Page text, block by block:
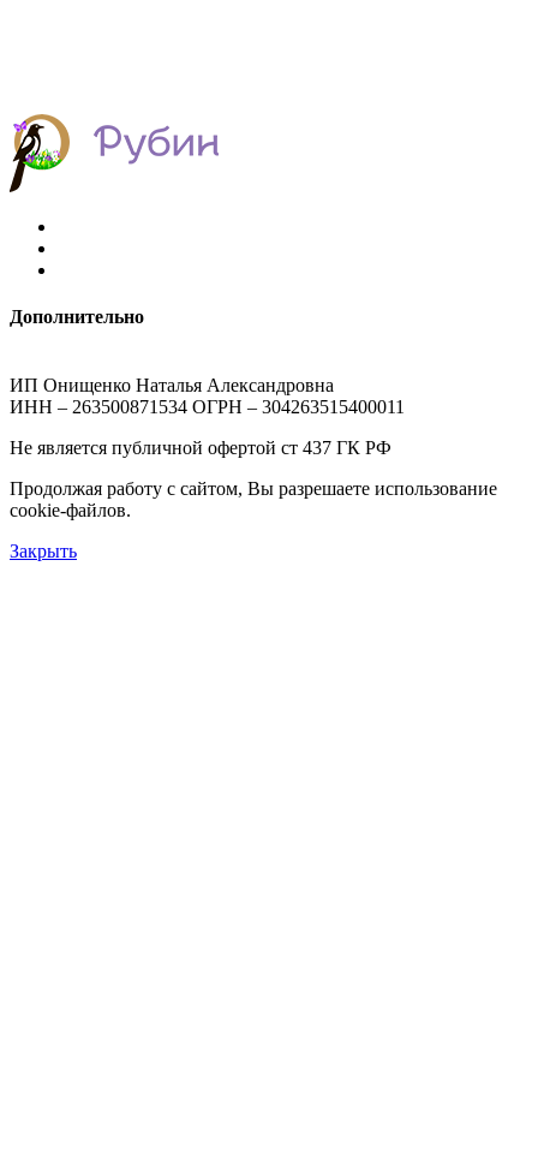
Дополнительно
ИП Онищенко Наталья Александровна
ИНН – 263500871534 ОГРН – 304263515400011
Не является публичной офертой ст 437 ГК РФ
Продолжая работу с сайтом, Вы разрешаете использование
cookie-файлов.
Закрыть